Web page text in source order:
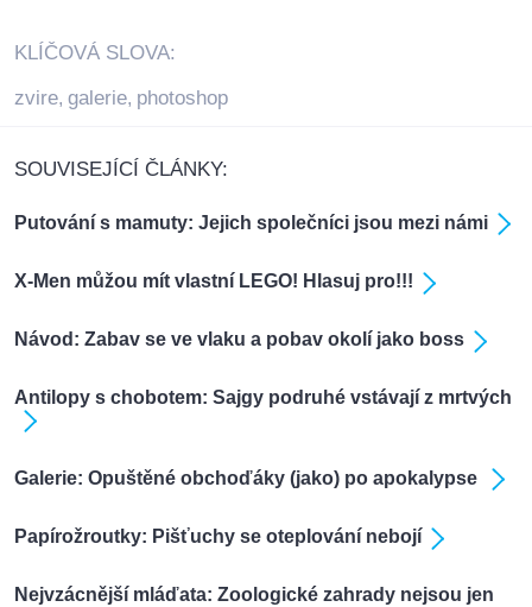
KLÍČOVÁ SLOVA:
zvire, galerie, photoshop
SOUVISEJÍCÍ ČLÁNKY:
Putování s mamuty: Jejich společníci jsou mezi námi
X-Men můžou mít vlastní LEGO! Hlasuj pro!!!
Návod: Zabav se ve vlaku a pobav okolí jako boss
Antilopy s chobotem: Sajgy podruhé vstávají z mrtvých
Galerie: Opuštěné obchoďáky (jako) po apokalypse
Papírožroutky: Pišťuchy se oteplování nebojí
Nejvzácnější mláďata: Zoologické zahrady nejsou jen